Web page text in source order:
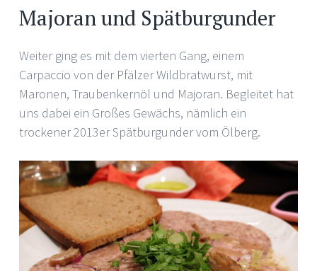
Majoran und Spätburgunder
Weiter ging es mit dem vierten Gang, einem
Carpaccio von der Pfälzer Wildbratwurst, mit
Maronen, Traubenkernöl und Majoran. Begleitet hat
uns dabei ein Großes Gewächs, nämlich ein
trockener 2013er Spätburgunder vom Ölberg.